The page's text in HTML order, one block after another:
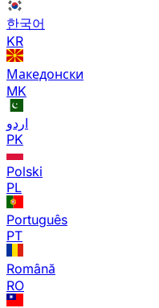
한국어
KR
Македонски
MK
اردو
PK
Polski
PL
Português
PT
Română
RO